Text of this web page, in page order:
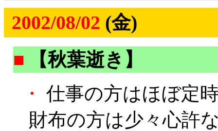
2002/08/02 (金)
■
【秋葉逝き】
・
仕事の方はほぼ定
財布の方は少々心許